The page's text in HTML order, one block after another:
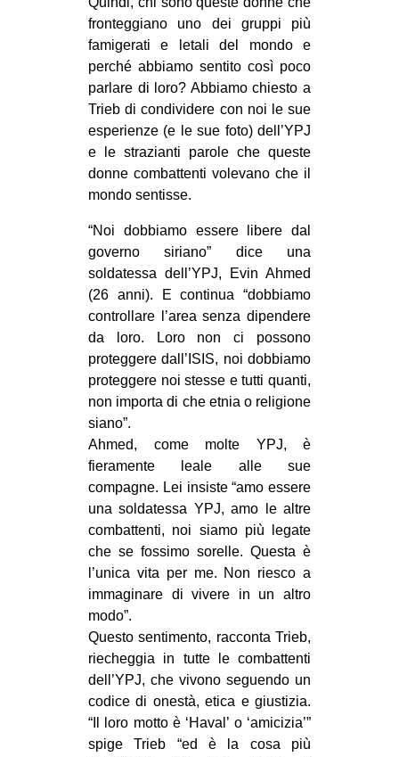
fronteggiano uno dei gruppi più
famigerati e letali del mondo e
perché abbiamo sentito così poco
parlare di loro? Abbiamo chiesto a
Trieb di condividere con noi le sue
esperienze (e le sue foto) dell’YPJ
e le strazianti parole che queste
donne combattenti volevano che il
mondo sentisse.
“Noi dobbiamo essere libere dal
governo siriano” dice una
soldatessa dell’YPJ, Evin Ahmed
(26 anni). E continua “dobbiamo
controllare l’area senza dipendere
da loro. Loro non ci possono
proteggere dall’ISIS, noi dobbiamo
proteggere noi stesse e tutti quanti,
non importa di che etnia o religione
siano”.
Ahmed, come molte YPJ, è
fieramente leale alle sue
compagne. Lei insiste “amo essere
una soldatessa YPJ, amo le altre
combattenti, noi siamo più legate
che se fossimo sorelle. Questa è
l’unica vita per me. Non riesco a
immaginare di vivere in un altro
modo”.
Questo sentimento, racconta Trieb,
riecheggia in tutte le combattenti
dell’YPJ, che vivono seguendo un
codice di onestà, etica e giustizia.
“Il loro motto è ‘Haval’ o ‘amicizia’”
spige Trieb “ed è la cosa più